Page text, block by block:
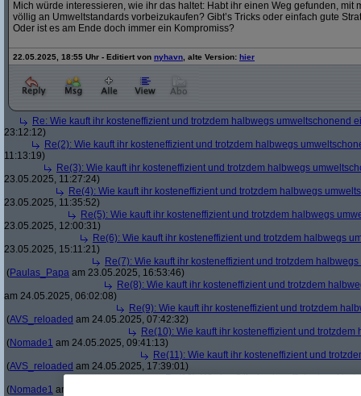
Mich würde interessieren, wie ihr das haltet: Habt ihr einen Weg gefunden, mit
völlig an Umweltstandards vorbeizukaufen? Gibt’s Tricks oder einfach gute
Oder ist es am Ende doch immer ein Kompromiss?
22.05.2025, 18:55 Uhr - Editiert von nyhavn , alte Version: hier
Re: Wie kauft ihr kosteneffizient und trotzdem halbwegs umweltschonend
23:12:12)
Re(2): Wie kauft ihr kosteneffizient und trotzdem halbwegs
11:13:19)
Re(3): Wie kauft ihr kosteneffizient und trotzdem halbwegs
23.05.2025, 11:27:24)
Re(4): Wie kauft ihr kosteneffizient und trotzdem halbwegs
23.05.2025, 11:35:52)
Re(5): Wie kauft ihr kosteneffizient und trotzdem halbwegs
23.05.2025, 12:00:31)
Re(6): Wie kauft ihr kosteneffizient und trotzdem halbwegs
23.05.2025, 15:11:21)
Re(7): Wie kauft ihr kosteneffizient und trotzdem
(Paulas_Papa am 23.05.2025, 16:53:46)
Re(8): Wie kauft ihr kosteneffizient und trotzdem
am 24.05.2025, 06:02:08)
Re(9): Wie kauft ihr kosteneffizient und trotzdem
(AVS_reloaded am 24.05.2025, 07:42:32)
Re(10): Wie kauft ihr kosteneffizient und
(Nomade1 am 24.05.2025, 09:41:13)
Re(11): Wie kauft ihr kosteneffizient und
(AVS_reloaded am 24.05.2025, 17:39:01)
Re(12): Wie kauft ihr kosteneffizient und
(Nomade1 am 25.05.2025, 06:22:24)